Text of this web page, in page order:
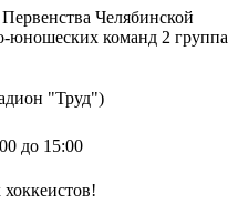
Челябинской
юношеских команд 2 группа
"Труд")
до 15:00